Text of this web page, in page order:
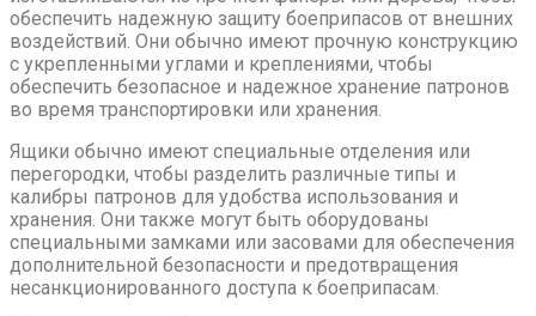
обеспечить надежную защиту боеприпасов от внешних
воздействий. Они обычно имеют прочную конструкцию
с укрепленными углами и креплениями, чтобы
обеспечить безопасное и надежное хранение патронов
во время транспортировки или хранения.
Ящики обычно имеют специальные отделения или
перегородки, чтобы разделить различные типы и
калибры патронов для удобства использования и
хранения. Они также могут быть оборудованы
специальными замками или засовами для обеспечения
дополнительной безопасности и предотвращения
несанкционированного доступа к боеприпасам.